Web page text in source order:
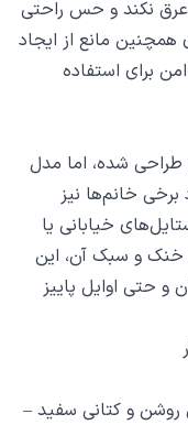
عرق نکند و حس راحتی
مانع از ایجاد
برای استفاده
طراحی شده، اما مدل
خانم‌ها نیز
خیابانی یا
خنک و سبک آن، این
و حتی اوایل پاییز
روشن و کتانی سفید –